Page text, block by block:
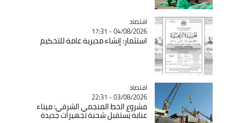
Catégorie
اقتصاد
04/08/2026 - 17:31
استثمار: إنشاء مديرية عامة للتحكيم
Catégorie
اقتصاد
03/08/2026 - 22:31
مشروع الخط المنجمي الشرقي: ميناء
عنابة يستقبل شحنة تجهيزات جديدة